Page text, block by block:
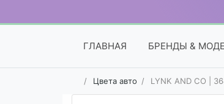
ГЛАВНАЯ БРЕНДЫ &
Цвета авто LYNK AND CO |